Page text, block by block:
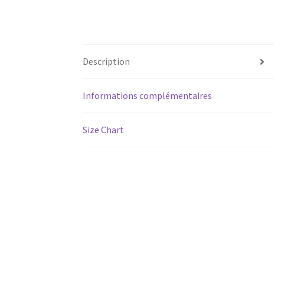
Description
Informations complémentaires
Size Chart